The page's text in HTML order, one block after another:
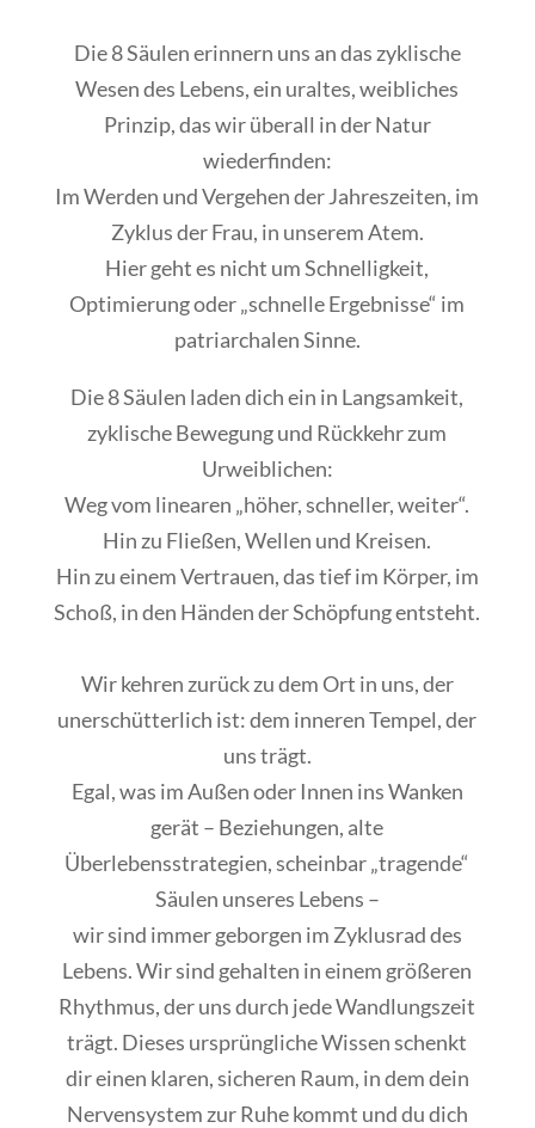
Die 8 Säulen erinnern uns an das zyklische
Wesen des Lebens, ein uraltes, weibliches
Prinzip, das wir überall in der Natur
wiederfinden:
Im Werden und Vergehen der Jahreszeiten, im
Zyklus der Frau, in unserem Atem.
Hier geht es nicht um Schnelligkeit,
Optimierung oder „schnelle Ergebnisse“ im
patriarchalen Sinne.
Die 8 Säulen laden dich ein in Langsamkeit,
zyklische Bewegung und Rückkehr zum
Urweiblichen:
Weg vom linearen „höher, schneller, weiter“.
Hin zu Fließen, Wellen und Kreisen.
Hin zu einem Vertrauen, das tief im Körper, im
Schoß, in den Händen der Schöpfung entsteht.
Wir kehren zurück zu dem Ort in uns, der
unerschütterlich ist: dem inneren Tempel, der
uns trägt.
Egal, was im Außen oder Innen ins Wanken
gerät – Beziehungen, alte
Überlebensstrategien, scheinbar „tragende“
Säulen unseres Lebens –
wir sind immer geborgen im Zyklusrad des
Lebens. Wir sind gehalten in einem größeren
Rhythmus, der uns durch jede Wandlungszeit
trägt. Dieses ursprüngliche Wissen schenkt
dir einen klaren, sicheren Raum, in dem dein
Nervensystem zur Ruhe kommt und du dich